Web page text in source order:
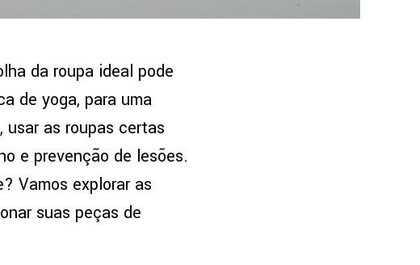
da roupa ideal pode
de yoga, para uma
usar as roupas certas
e prevenção de lesões.
Vamos explorar as
suas peças de